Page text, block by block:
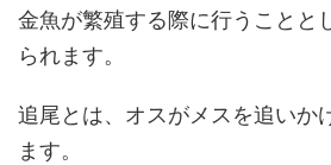
金魚が繁殖する際に行うことと
られます。
追尾とは、オスがメスを追いか
ます。